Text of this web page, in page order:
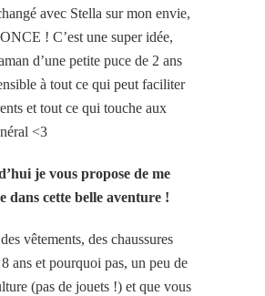
avec Stella sur mon envie,
! C’est une super idée,
d’une petite puce de 2 ans
à tout ce qui peut faciliter
et tout ce qui touche aux
<3
je vous propose de me
dans cette belle aventure !
vêtements, des chaussures
ans et pourquoi pas, un peu de
(pas de jouets !) et que vous